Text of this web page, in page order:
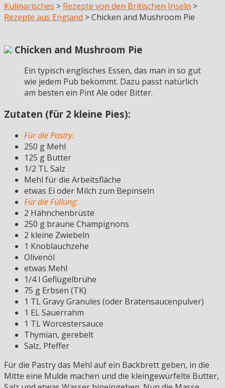
Kulinarisches > Rezepte von den Britischen Inseln >
Rezepte aus England >Chicken and Mushroom Pie
Chicken and Mushroom Pie
Ein typisch englisches Essen, das man in so gut
wie jedem Pub bekommt. Dazu passt natürlich
am besten ein Pint Ale oder Bitter.
Zutaten (für 2 kleine Pies):
Für die Pastry:
250 g Mehl
125 g Butter
1/2 TL Salz
Mehl für die Arbeitsfläche
etwas Ei oder Milch zum Bepinseln
Für die Füllung:
2 Hähnchenbrüste
250 g braune Champignons
2 kleine Zwiebeln
1 Knoblauchzehe
Olivenöl
etwas Mehl
1/4 l Geflügelbrühe
75 g Erbsen (TK)
1 TL Gravy Granules (oder Bratensaucenpulver)
1 EL Sauerrahm
1 TL Worcestersauce
Thymian, gerebelt
Salz, Pfeffer
Für die Pastry das Mehl auf ein Backbrett geben, in die
Mitte eine Mulde machen und die kleingewürfelte Butter,